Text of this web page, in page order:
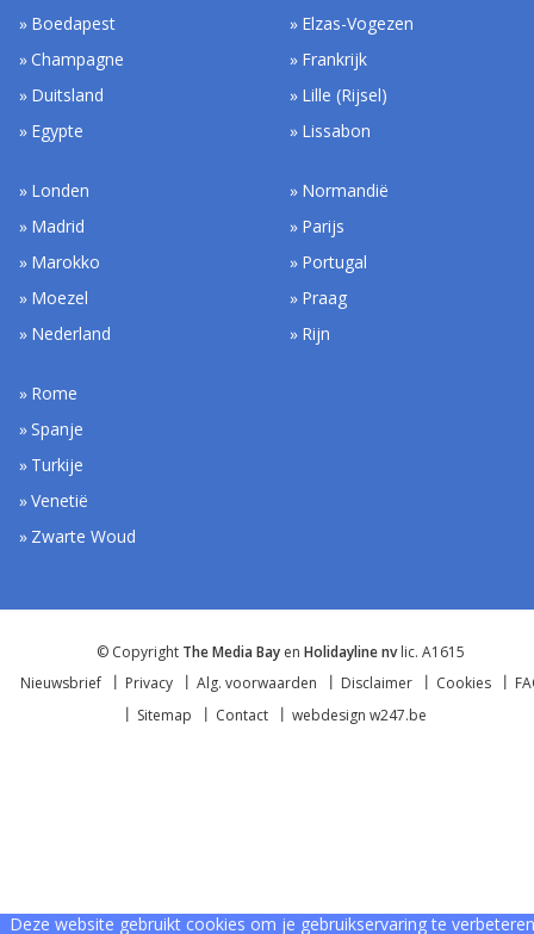
Boedapest
Champagne
Duitsland
Egypte
Elzas-Vogezen
Frankrijk
Lille (Rijsel)
Lissabon
Londen
Madrid
Marokko
Moezel
Nederland
Normandië
Parijs
Portugal
Praag
Rijn
Rome
Spanje
Turkije
Venetië
Zwarte Woud
© Copyright The Media Bay en Holidayline nvlic. A1615
Nieuwsbrief
Privacy Alg. voorwaarden Disclaimer Cookies
Sitemap
Contact webdesign w247.be
Deze website gebruikt cookies om je gebruikservaring te